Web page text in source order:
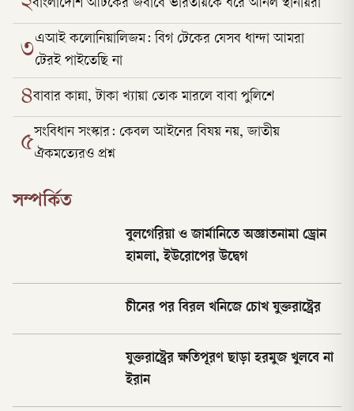
বাংলাদেশি আটকের জবাবে ভারতীয়কে ধরে আনল স্থানীয়রা
৩এআই কলোনিয়ালিজম: বিগ টেকের যেসব ধান্দা আমরা
টেরই পাইতেছি না
৪বাবার কান্না, টাকা খ্যায়া তোক মারলে বাবা পুলিশে
৫সংবিধান সংস্কার: কেবল আইনের বিষয় নয়, জাতীয়
ঐকমত্যেরও প্রশ্ন
সম্পর্কিত
বুলগেরিয়া ও জার্মানিতে অজ্ঞাতনামা ড্রোন
হামলা, ইউরোপের উদ্বেগ
চীনের পর বিরল খনিজে চোখ যুক্তরাষ্ট্রের
যুক্তরাষ্ট্রের ক্ষতিপূরণ ছাড়া হরমুজ খুলবে না
ইরান